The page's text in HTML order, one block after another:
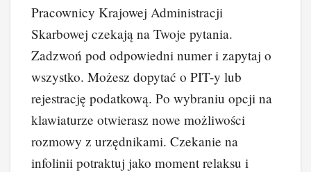
Pracownicy Krajowej Administracji
Skarbowej czekają na Twoje pytania.
Zadzwoń pod odpowiedni numer i zapytaj o
wszystko. Możesz dopytać o PIT-y lub
rejestrację podatkową. Po wybraniu opcji na
klawiaturze otwierasz nowe możliwości
rozmowy z urzędnikami. Czekanie na
infolinii potraktuj jako moment relaksu i